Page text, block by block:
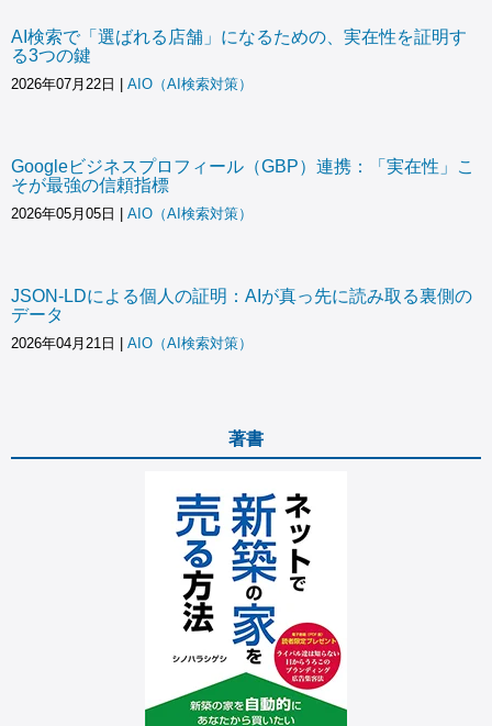
AI検索で「選ばれる店舗」になるための、実在性を証明す
る3つの鍵
2026年07月22日 AIO（AI検索対策）
Googleビジネスプロフィール（GBP）連携：「実在性」こ
そが最強の信頼指標
2026年05月05日 AIO（AI検索対策）
JSON-LDによる個人の証明：AIが真っ先に読み取る裏側の
データ
2026年04月21日 AIO（AI検索対策）
著書